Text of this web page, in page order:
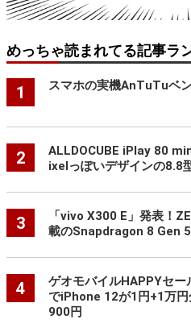
めっちゃ読まれてる記事ラ
1 スマホの実機AnTuTuベ
2
ALLDOCUBE iPlay 80
ixelっぽいデザインの8.8
3
「vivo X300 E」発表！
載のSnapdragon 8 Gen 5
4
ゲオモバイルHAPPYセ
でiPhone 12が1円+1万
900円